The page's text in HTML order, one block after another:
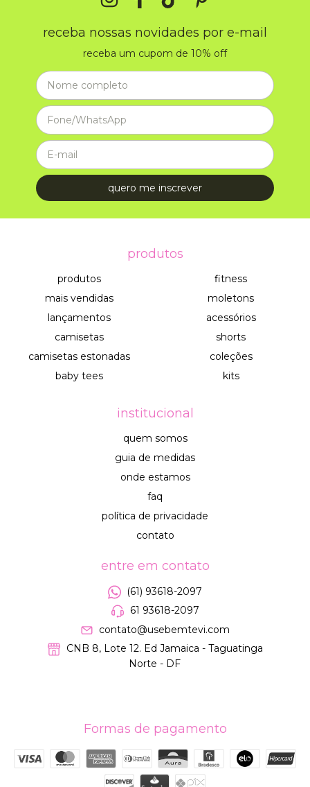
receba nossas novidades por e-mail
receba um cupom de 10% off
produtos
produtos
mais vendidas
lançamentos
camisetas
camisetas estonadas
baby tees
fitness
moletons
acessórios
shorts
coleções
kits
institucional
quem somos
guia de medidas
onde estamos
faq
política de privacidade
contato
entre em contato
(61) 93618-2097
61 93618-2097
contato@usebemtevi.com
CNB 8, Lote 12. Ed Jamaica - Taguatinga
Norte - DF
Formas de pagamento